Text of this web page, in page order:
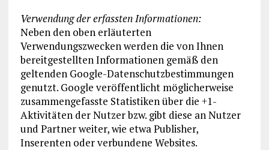
Verwendung der erfassten Informationen:
Neben den oben erläuterten
Verwendungszwecken werden die von Ihnen
bereitgestellten Informationen gemäß den
geltenden Google-Datenschutzbestimmungen
genutzt. Google veröffentlicht möglicherweise
zusammengefasste Statistiken über die +1-
Aktivitäten der Nutzer bzw. gibt diese an Nutzer
und Partner weiter, wie etwa Publisher,
Inserenten oder verbundene Websites.